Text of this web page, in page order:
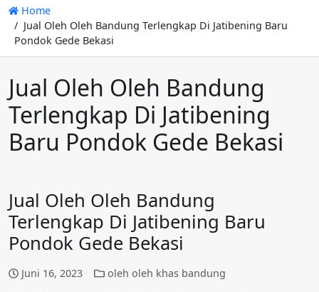
Home
Jual Oleh Oleh Bandung Terlengkap Di Jatibening Baru
Pondok Gede Bekasi
Jual Oleh Oleh Bandung
Terlengkap Di Jatibening
Baru Pondok Gede Bekasi
Jual Oleh Oleh Bandung
Terlengkap Di Jatibening Baru
Pondok Gede Bekasi
Juni 16, 2023 oleh oleh khas bandung